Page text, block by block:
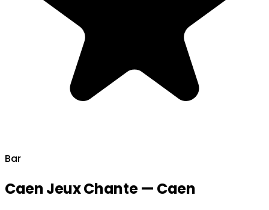
Bar
Caen Jeux Chante — Caen